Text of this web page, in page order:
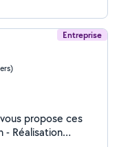
Entreprise
propose ces